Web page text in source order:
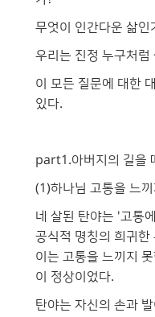
무엇이 인간다운 삶인
우리는 진정 누구처럼
이 모든 질문에 대한
있다.
part1.아버지의 길을
(1)하나님 고통을 느
네 살된 탄야는 '고통
공식적 명칭의 희귀한
이는 고통을 느끼지
이 정상이었다.
탄야는 자신의 손과